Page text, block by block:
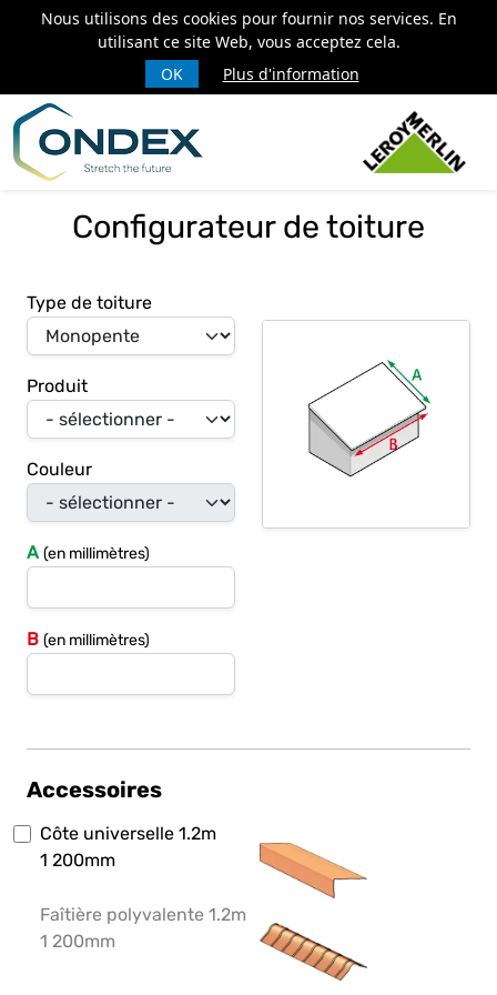
Nous utilisons des cookies pour fournir nos services. En
utilisant ce site Web, vous acceptez cela.
OK
Plus d'information
Configurateur de toiture
Type de toiture
Produit
Couleur
A (en millimètres)
B (en millimètres)
Accessoires
Côte universelle 1.2m
1 200mm
Faîtière polyvalente 1.2m
1 200mm